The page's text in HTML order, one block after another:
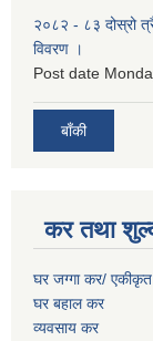
२०८२ - ८३ दोस्रो
विवरण ।
Post date
बाँकी
कर तथा
घर जग्गा कर/
घर बहाल कर
व्यवसाय कर